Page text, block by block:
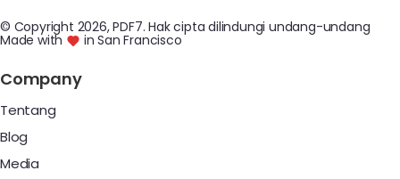
© Copyright 2026, PDF7.Hak cipta dilindungi undang-undang
Made with in San Francisco
Company
Tentang
Blog
Media